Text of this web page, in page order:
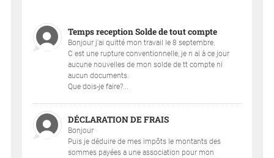
Temps reception Solde de tout compte
Bonjour j'ai quitté mon travail le 8 septembre.
C est une rupture conventionnelle, je n ai à ce jour
aucune nouvelles de mon solde de tt compte ni
aucun documents.
Que dois-je faire?...
DÉCLARATION DE FRAIS
Bonjour
Puis je déduire de mes impôts le montants des
sommes payées a une association pour mon